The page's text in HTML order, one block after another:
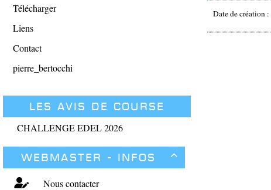
Télécharger
Liens
Contact
pierre_bertocchi
Les avis de course
CHALLENGE EDEL 2026

Webmaster - Infos
Nous contacter
Date de création :